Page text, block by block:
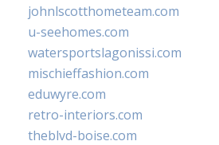
johnlscotthometeam.com
u-seehomes.com
watersportslagonissi.com
mischieffashion.com
eduwyre.com
retro-interiors.com
theblvd-boise.com